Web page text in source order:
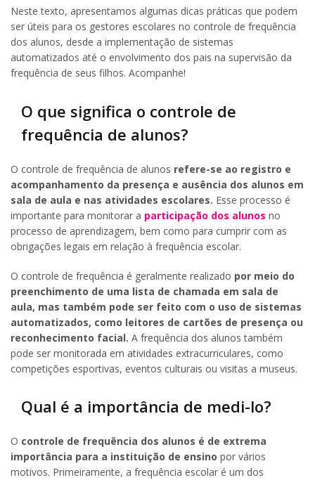
Neste texto, apresentamos algumas dicas práticas que podem
ser úteis para os gestores escolares no controle de frequência
dos alunos, desde a implementação de sistemas
automatizados até o envolvimento dos pais na supervisão da
frequência de seus filhos. Acompanhe!
O que significa o controle de
frequência de alunos?
O controle de frequência de alunos refere-se ao registro e
acompanhamento da presença e ausência dos alunos em
sala de aula e nas atividades escolares. Esse processo é
importante para monitorar a participação dos alunos no
processo de aprendizagem, bem como para cumprir com as
obrigações legais em relação à frequência escolar.
O controle de frequência é geralmente realizado por meio do
preenchimento de uma lista de chamada em sala de
aula, mas também pode ser feito com o uso de sistemas
automatizados, como leitores de cartões de presença ou
reconhecimento facial. A frequência dos alunos também
pode ser monitorada em atividades extracurriculares, como
competições esportivas, eventos culturais ou visitas a museus.
Qual é a importância de medi-lo?
O controle de frequência dos alunos é de extrema
importância para a instituição de ensino por vários
motivos. Primeiramente, a frequência escolar é um dos